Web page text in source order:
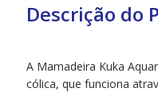
Descrição do
A Mamadeira Kuka
cólica, que funciona